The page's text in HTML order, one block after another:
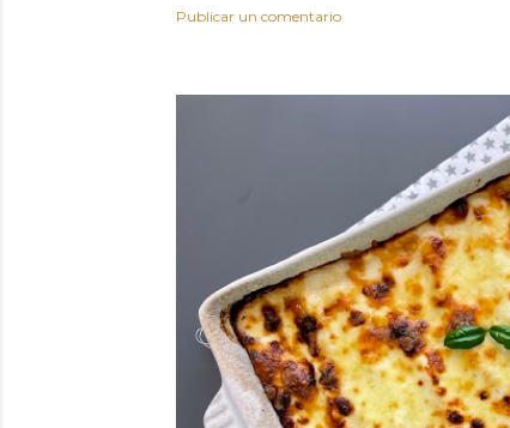
Publicar un comentario